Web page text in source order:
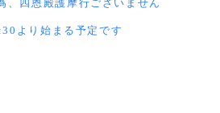
、四恩殿護摩行ございません
より始まる予定です